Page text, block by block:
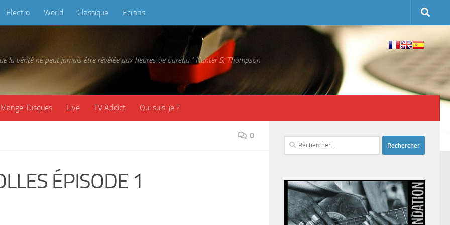
Electro World Classique Ecrans
la vérité ne peut jamais être révélée aux heures de bureau." Hunter S. Thompson
Mange-Disques Live TV Addict Qui suis-je ?
0
ÉPISODE 1
Rechercher :